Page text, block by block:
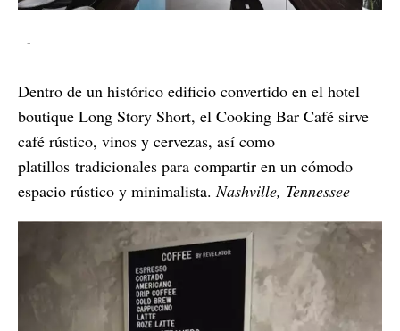
-
Dentro de un histórico edificio convertido en el hotel
boutique Long Story Short, el Cooking Bar Café sirve
café rústico, vinos y cervezas, así como
platillos tradicionales para compartir en un cómodo
espacio rústico y minimalista. Nashville, Tennessee